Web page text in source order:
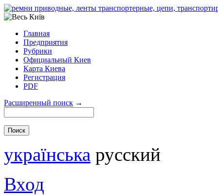
Главная
Предприятия
Рубрики
Официальный Киев
Карта Киева
Регистрация
PDF
Расширенный поиск →
українська русский
Вход